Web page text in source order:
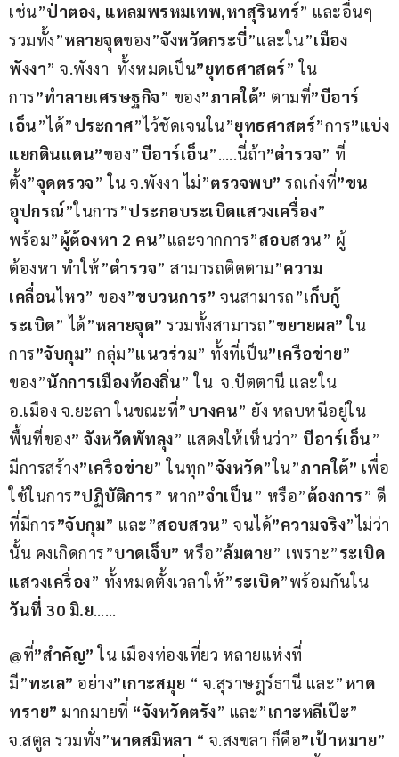
เช่น”ป่าตอง, แหลมพรหมเทพ,หาสุรินทร์” และอื่นๆ
รวมทั้ง”หลายจุดของ”จังหวัดกระบี่”และใน”เมือง
พังงา” จ.พังงา  ทั้งหมดเป็น”ยุทธศาสตร์” ใน
การ”ทำลายเศรษฐกิจ” ของ”ภาคใต้” ตามที่”บีอาร์
เอ็น”ได้”ประกาศ”ไว้ชัดเจนใน”ยุทธศาสตร์”การ”แบ่ง
แยกดินแดน”ของ”บีอาร์เอ็น”…..นี่ถ้า”ตำรวจ” ที่
ตั้ง”จุดตรวจ” ใน จ.พังงา ไม่”ตรวจพบ” รถเก๋งที่”ขน
อุปกรณ์”ในการ”ประกอบระเบิดแสวงเครื่อง”
พร้อม”ผู้ต้องหา 2 คน”และจากการ”สอบสวน” ผู้
ต้องหา ทำให้”ตำรวจ” สามารถติดตาม”ความ
เคลื่อนไหว” ของ”ขบวนการ” จนสามารถ”เก็บกู้
ระเบิด” ได้”หลายจุด” รวมทั้งสามารถ”ขยายผล” ใน
การ”จับกุม” กลุ่ม”แนวร่วม” ทั้งที่เป็น”เครือข่าย”
ของ”นักการเมืองท้องถิ่น” ใน  จ.ปัตตานี และใน
อ.เมือง จ.ยะลา ในขณะที่”บางคน” ยัง หลบหนีอยู่ใน
พื้นที่ของ” จังหวัดพัทลุง” แสดงให้เห็นว่า” บีอาร์เอ็น”
มีการสร้าง”เครือข่าย” ในทุก”จังหวัด”ใน”ภาคใต้” เพื่อ
ใช้ในการ”ปฏิบัติการ” หาก”จำเป็น” หรือ”ต้องการ” ดี
ที่มีการ”จับกุม” และ”สอบสวน” จนได้”ความจริง”ไม่ว่า
นั้น คงเกิดการ”บาดเจ็บ” หรือ”ล้มตาย” เพราะ”ระเบิด
แสวงเครื่อง” ทั้งหมดตั้งเวลาให้”ระเบิด”พร้อมกันใน
วันที่ 30 มิ.ย……
@ที่”สำคัญ” ใน เมืองท่องเที่ยว หลายแห่งที่
มี”ทะเล” อย่าง”เกาะสมุย “ จ.สุราษฎร์ธานี และ”หาด
ทราย” มากมายที่ “จังหวัดตรัง” และ”เกาะหลีเป๊ะ”
จ.สตูล รวมทั่ง”หาดสมิหลา “ จ.สงขลา ก็คือ”เป้าหมาย”